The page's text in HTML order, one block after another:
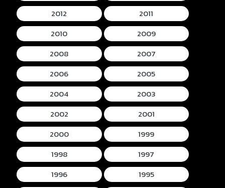
2012
2011
2010
2009
2008
2007
2006
2005
2004
2003
2002
2001
2000
1999
1998
1997
1996
1995